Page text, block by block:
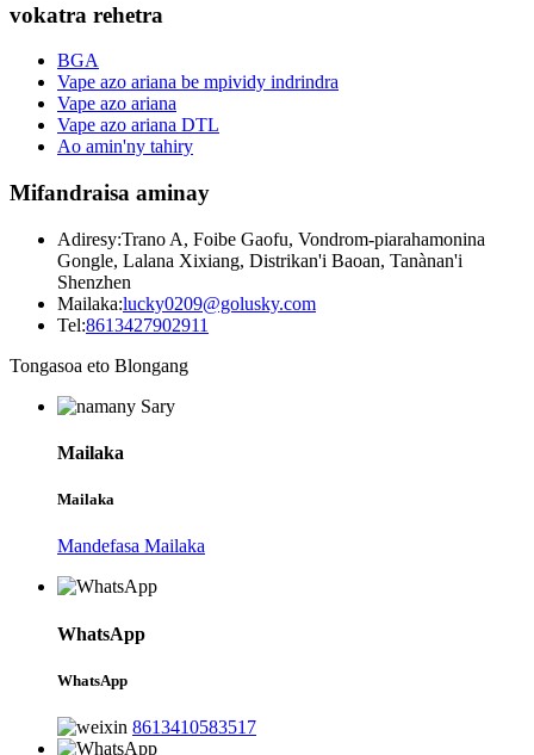
vokatra rehetra
BGA
Vape azo ariana be mpividy indrindra
Vape azo ariana
Vape azo ariana DTL
Ao amin'ny tahiry
Mifandraisa aminay
Adiresy:Trano A, Foibe Gaofu, Vondrom-piarahamonina
Gongle, Lalana Xixiang, Distrikan'i Baoan, Tanànan'i
Shenzhen
Mailaka:lucky0209@golusky.com
Tel:8613427902911
Tongasoa eto Blongang
Mailaka
Mailaka
Mandefasa Mailaka
WhatsApp
WhatsApp
8613410583517